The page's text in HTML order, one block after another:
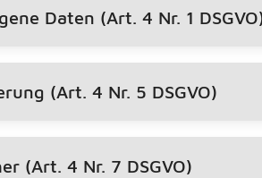
Daten (Art. 4 Nr. 1
(Art. 4 Nr. 5 DSGVO)
(Art. 4 Nr. 7 DSGVO)